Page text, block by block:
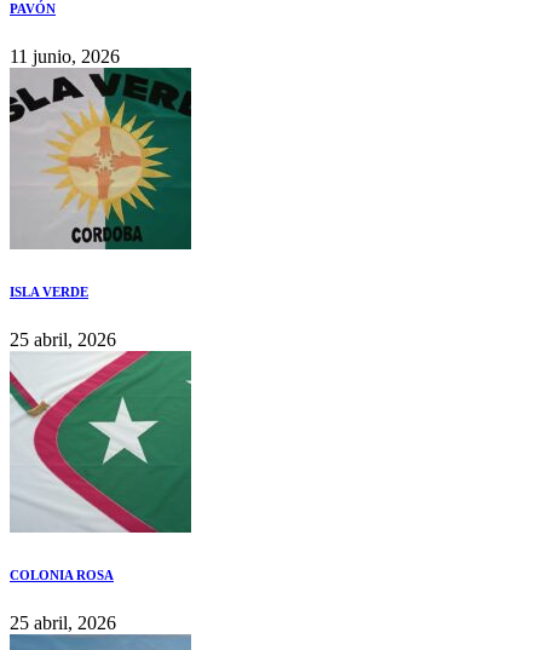
PAVÓN
11 junio, 2026
ISLA VERDE
25 abril, 2026
COLONIA ROSA
25 abril, 2026